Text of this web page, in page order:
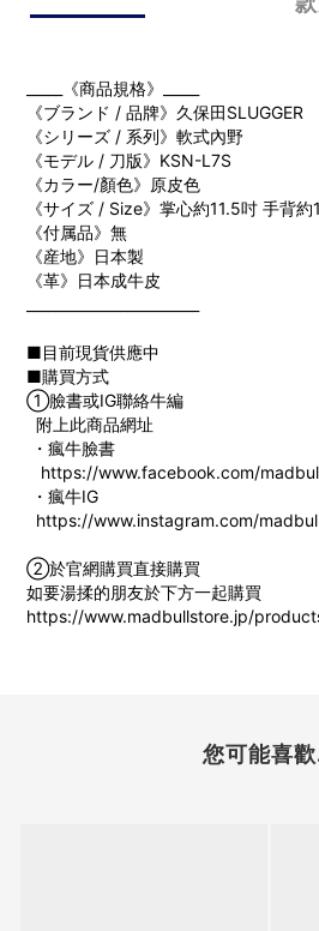
_____《商品規格》_____
《ブランド / 品牌》久保田SLUGGER
《シリーズ / 系列》軟式內野
《モデル / 刀版》KSN-L7S
《カラー/顏色》原皮色
《サイズ / Size》掌心約11.5吋 手背約
《付属品》無
《産地》日本製
《革》日本成牛皮
■目前現貨供應中
■購買方式
①臉書或IG聯絡牛編
附上此商品網址
・瘋牛臉書
https://www.facebook.com/
・瘋牛IG
https://www.instagram.com/
②於官網購買直接購買
如要湯揉的朋友於下方一起購買
https://www.madbullstore.jp/
您可能喜